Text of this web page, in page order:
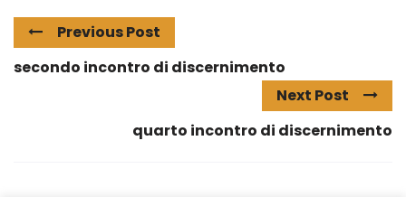
Previous Post
secondo incontro di discernimento
Next Post
quarto incontro di discernimento